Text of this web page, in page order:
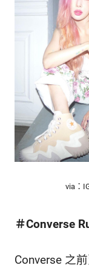
生
旅
遊、
兩
奇
內
via：
＃Converse
Converse 之